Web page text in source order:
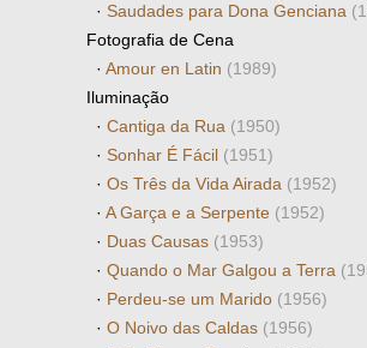
· Saudades para Dona Genciana
Fotografia de Cena
· Amour en Latin (1989)
Iluminação
· Cantiga da Rua (1950)
· Sonhar É Fácil (1951)
· Os Três da Vida Airada (1952)
· A Garça e a Serpente (1952)
· Duas Causas (1953)
· Quando o Mar Galgou a Terra
· Perdeu-se um Marido (1956)
· O Noivo das Caldas (1956)